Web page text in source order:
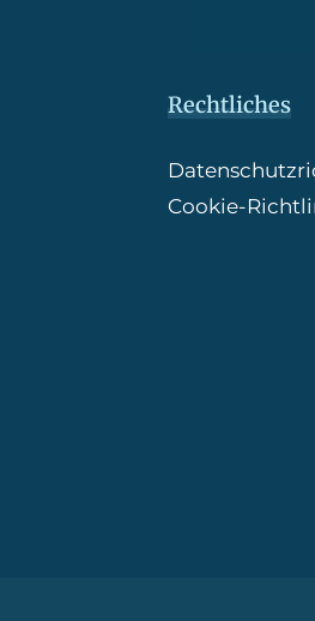
Rechtliches
Cookie-